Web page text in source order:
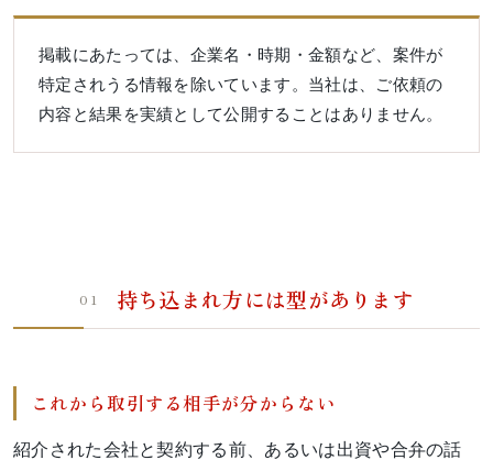
掲載にあたっては、企業名・時期・金額など、案件が
特定されうる情報を除いています。当社は、ご依頼の
内容と結果を実績として公開することはありません。
01 持ち込まれ方には型があります
これから取引する相手が分からない
紹介された会社と契約する前、あるいは出資や合弁の話